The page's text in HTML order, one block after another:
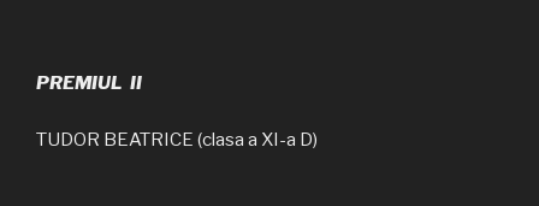
PREMIUL II
TUDOR BEATRICE (clasa a XI-a D)